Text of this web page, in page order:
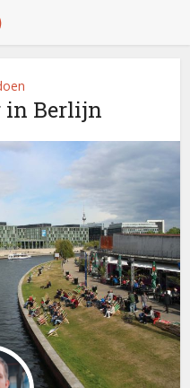
in Berlijn